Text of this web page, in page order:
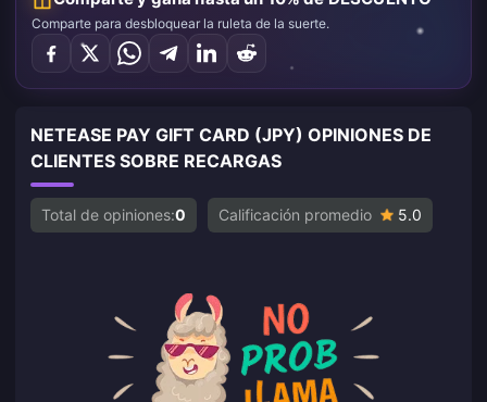
Comparte para desbloquear la ruleta de la suerte.
NETEASE PAY GIFT CARD (JPY) OPINIONES DE
CLIENTES SOBRE RECARGAS
Total de opiniones:0 Calificación promedio 5.0